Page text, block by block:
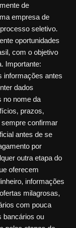
de
empresa de
seletivo.
oportunidades
com o objetivo
Importante:
informações antes
dados
no nome da
prazos,
confirmar
antes de se
por
outra etapa do
oferecem
informações
milagrosas,
com pouca
bancários ou